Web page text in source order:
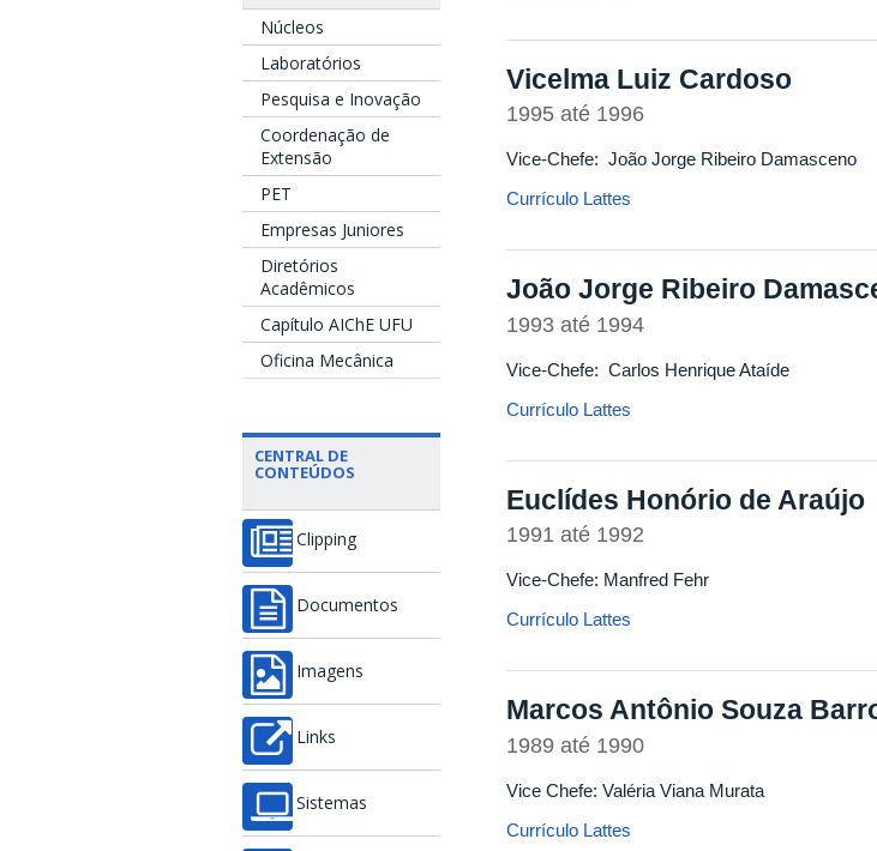
Núcleos
Laboratórios
Pesquisa e Inovação
Coordenação de
Extensão
PET
Empresas Juniores
Diretórios
Acadêmicos
Capítulo AIChE UFU
Oficina Mecânica
CENTRAL DE
CONTEÚDOS
Clipping
Documentos
Imagens
Links
Sistemas
Vicelma Luiz Cardoso
1995 até 1996
Vice-Chefe: João Jorge Ribeiro Damasceno
Currículo Lattes
João Jorge Ribeiro
1993 até 1994
Vice-Chefe: Carlos Henrique Ataíde
Currículo Lattes
Euclídes Honório de Araújo
1991 até 1992
Vice-Chefe: Manfred Fehr
Currículo Lattes
Marcos Antônio Souza
1989 até 1990
Vice Chefe: Valéria Viana Murata
Currículo Lattes